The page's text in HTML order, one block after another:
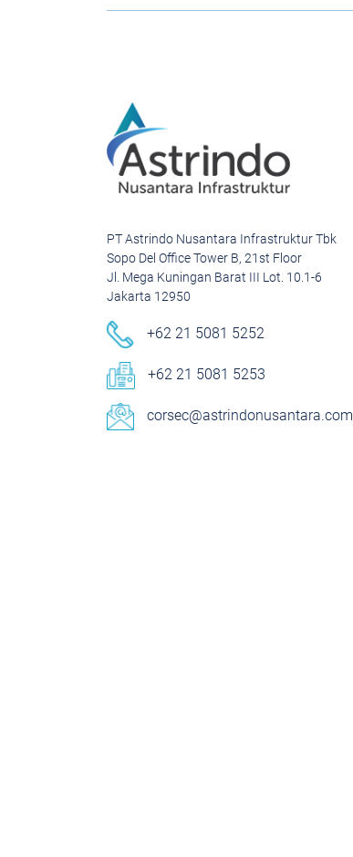
PT Astrindo Nusantara Infrastruktur Tbk
Sopo Del Office Tower B, 21st Floor
Jl. Mega Kuningan Barat III Lot. 10.1-6
Jakarta 12950
+62 21 5081 5252
+62 21 5081 5253
corsec@astrindonusantara.com